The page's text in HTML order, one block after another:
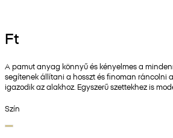
Ft
A pamut anyag könnyű és kényelmes a
segítenek állítani a hosszt és finoman ráncolni
igazodik az alakhoz. Egyszerű szettekhez is
Szín